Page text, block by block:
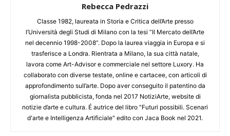
Rebecca Pedrazzi
Classe 1982, laureata in Storia e Critica dell’Arte presso
l’Università degli Studi di Milano con la tesi “Il Mercato dell’Arte
nel decennio 1998-2008”. Dopo la laurea viaggia in Europa e si
trasferisce a Londra. Rientrata a Milano, la sua città natale,
lavora come Art-Advisor e commerciale nel settore Luxory. Ha
collaborato con diverse testate, online e cartacee, con articoli di
approfondimento sull’arte. Dopo aver conseguito il patentino da
giornalista pubblicista, fonda nel 2017 NotiziArte, website di
notizie d’arte e cultura. É autrice del libro "Futuri possibili. Scenari
d'arte e Intelligenza Artificiale" edito con Jaca Book nel 2021.